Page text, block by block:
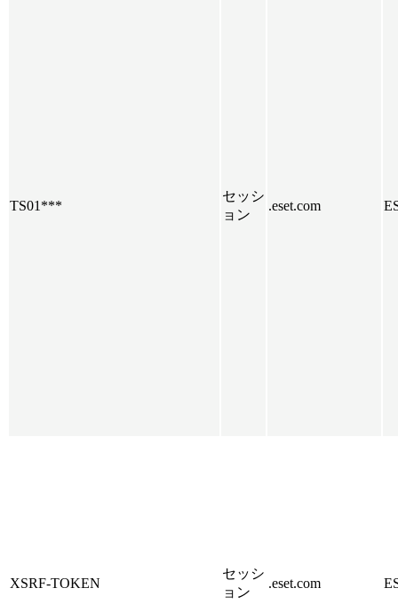
TS01***
セッシ
ョン
.eset.com
XSRF-TOKEN
セッシ
ョン
.eset.com